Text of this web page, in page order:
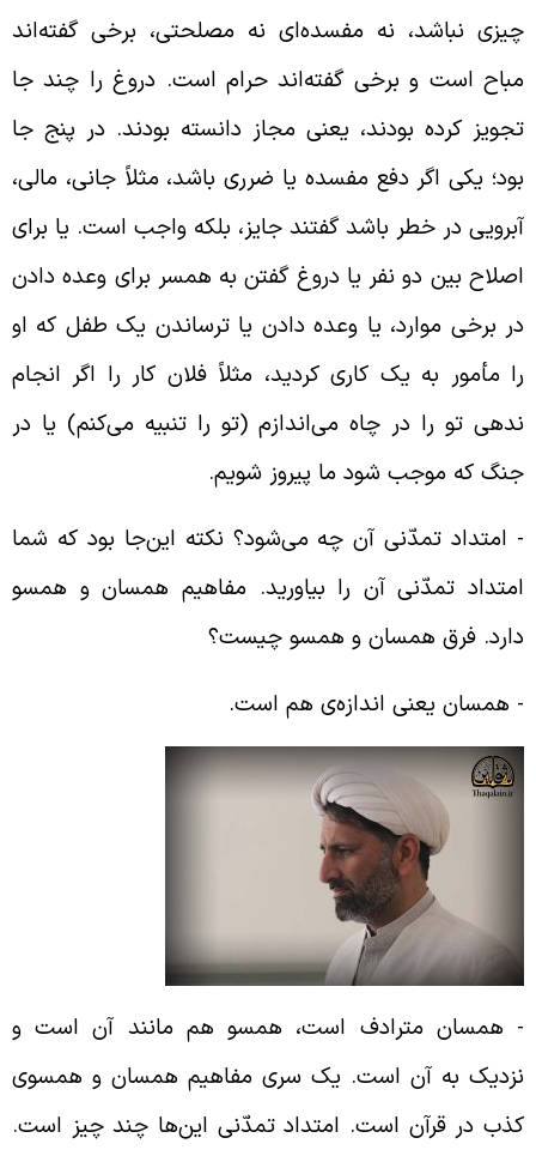
نباشد، نه مفسده‌ای نه مصلحتی، برخی گفته‌اند
است و برخی گفته‌اند حرام است. دروغ را چند جا
کرده بودند، یعنی مجاز دانسته بودند. در پنج جا
یکی اگر دفع مفسده یا ضرری باشد، مثلاً جانی، مالی،
در خطر باشد گفتند جایز، بلکه واجب است. یا برای
بین دو نفر یا دروغ گفتن به همسر برای وعده دادن
برخی موارد، یا وعده دادن یا ترساندن یک طفل که او
مأمور به یک کاری کردید، مثلاً فلان کار را اگر انجام
تو را در چاه می‌اندازم (تو را تنبیه می‌کنم) یا در
که موجب شود ما پیروز شویم.
امتداد تمدّنی آن چه می‌شود؟ نکته این‌جا بود که شما
تمدّنی آن را بیاورید. مفاهیم همسان و همسو
فرق همسان و همسو چیست؟
همسان یعنی اندازه‌ی هم است.
همسان مترادف است، همسو هم مانند آن است و
به آن است. یک سری مفاهیم همسان و همسوی
در قرآن است. امتداد تمدّنی این‌ها چند چیز است.